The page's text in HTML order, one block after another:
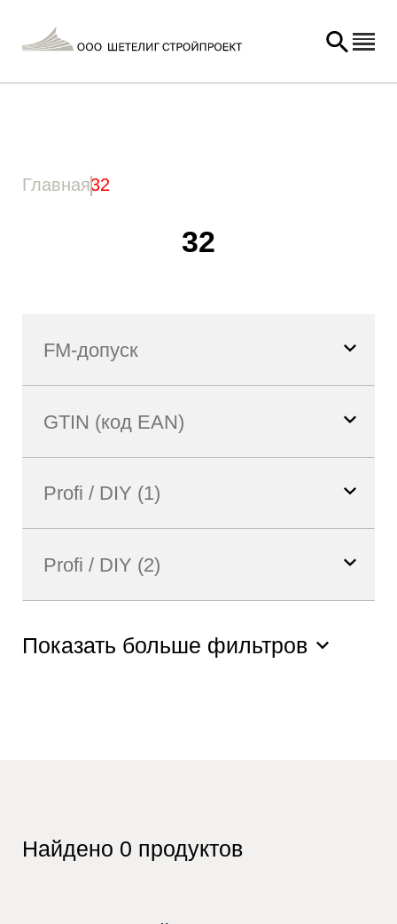
Главная32
32
Показать больше фильтров
Найдено 0 продуктов